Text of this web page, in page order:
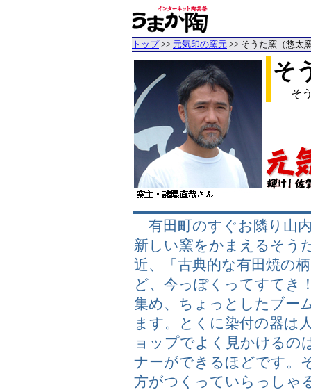
トップ>> 元気印の窯元 >> そうた窯（惣太
そ
そ
有田町のすぐお隣り山
新しい窯をかまえるそう
近、「古典的な有田焼の
ど、今っぽくってすてき
集め、ちょっとしたブー
ます。とくに染付の器は
ョップでよく見かけるの
ナーができるほどです。
方がつくっていらっしゃ